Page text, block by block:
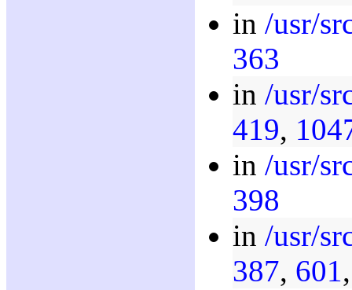
in /usr/
363
in /usr/
419,
in /usr/
398
in /usr/
387, 601